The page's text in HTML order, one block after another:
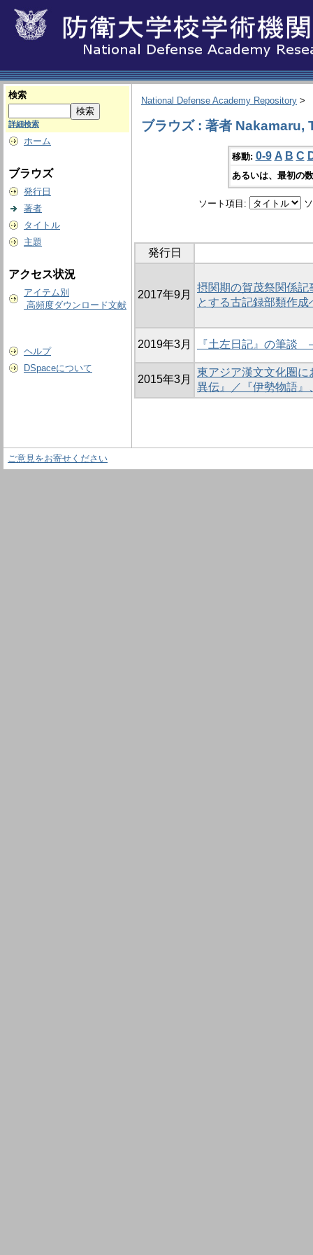
検索
詳細検索
ホーム
ブラウズ
発行日
著者
タイトル
主題
アクセス状況
アイテム別
高頻度ダウンロード文献
ヘルプ
DSpaceについて
National Defense Academy Repository >
ブラウズ : 著者 Nakamaru,
移動: 0-9 A B C
あるいは、最初の
ソート項目:
発行日
2017年9月
摂関期の賀茂祭関係
とする古記録部類作
2019年3月 『土左日記』の筆談
2015年3月
東アジア漢文文化圏
異伝』／『伊勢物語
ご意見をお寄せください